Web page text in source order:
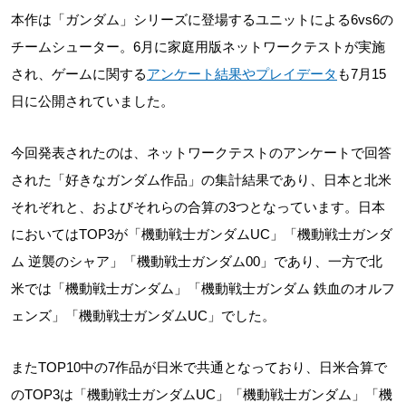
本作は「ガンダム」シリーズに登場するユニットによる6vs6の
チームシューター。6月に家庭用版ネットワークテストが実施
され、ゲームに関するアンケート結果やプレイデータ も7月15
日に公開されていました。
今回発表されたのは、ネットワークテストのアンケートで回答
された「好きなガンダム作品」の集計結果であり、日本と北米
それぞれと、およびそれらの合算の3つとなっています。日本
においてはTOP3が「機動戦士ガンダムUC」「機動戦士ガンダ
ム 逆襲のシャア」「機動戦士ガンダム00」であり、一方で北
米では「機動戦士ガンダム」「機動戦士ガンダム 鉄血のオルフ
ェンズ」「機動戦士ガンダムUC」でした。
またTOP10中の7作品が日米で共通となっており、日米合算で
のTOP3は「機動戦士ガンダムUC」「機動戦士ガンダム」「機